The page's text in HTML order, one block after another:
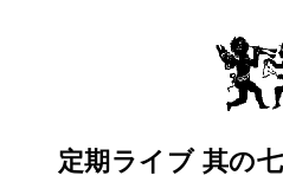
定期ライブ 其の